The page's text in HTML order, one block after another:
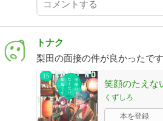
トナク
梨田の面接の件が良かったです
笑顔のたえな
くずしろ
本を登録